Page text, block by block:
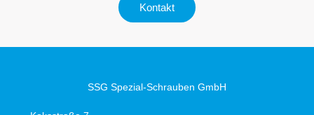
Kontakt
SSG Spezial-Schrauben GmbH